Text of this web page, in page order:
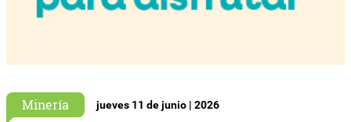
Minería jueves 11 de junio | 2026